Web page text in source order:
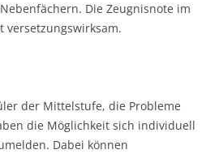
Die Zeugnisnote im
versetzungswirksam.
der Mittelstufe, die Probleme
die Möglichkeit sich individuell
Dabei können